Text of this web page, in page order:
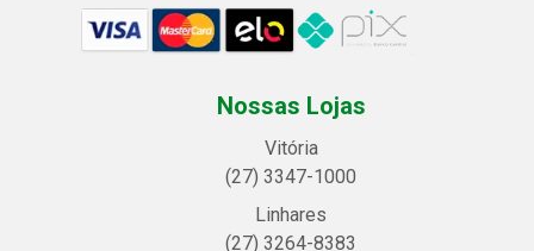
Nossas Lojas
Vitória
(27) 3347-1000
Linhares
(27) 3264-8383